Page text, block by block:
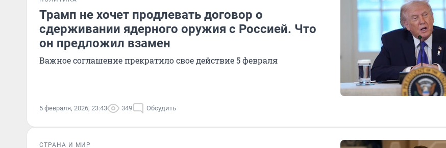
Трамп не хочет продлевать договор о
сдерживании ядерного оружия с Россией. Что
он предложил взамен
Важное соглашение прекратило свое действие 5 февраля
5 февраля, 2026, 23:43 349 Обсудить
СТРАНА И МИР